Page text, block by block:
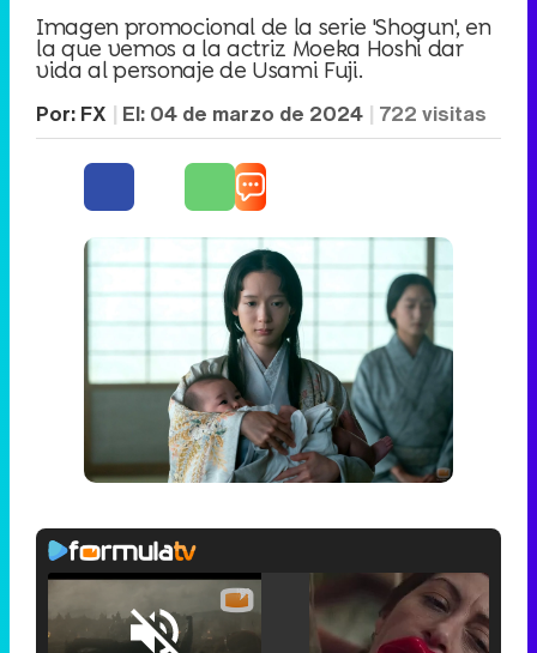
Imagen promocional de la serie 'Shogun', en
la que vemos a la actriz Moeka Hoshi dar
vida al personaje de Usami Fuji.
Por: FX El: 04 de marzo de 2024 722 visitas
Loaded: